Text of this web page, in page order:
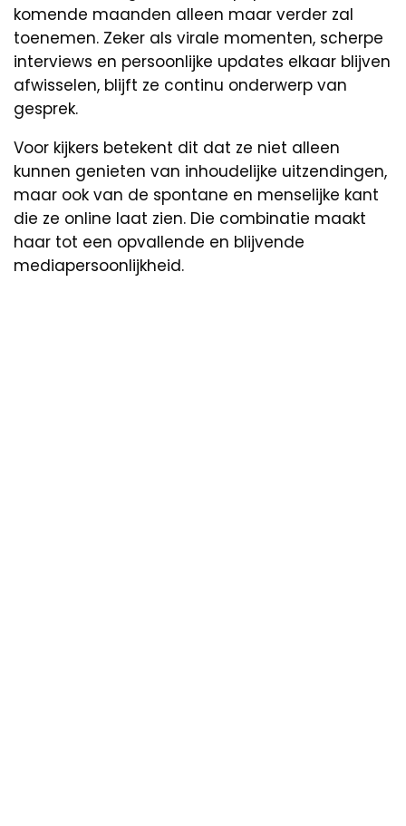
komende maanden alleen maar verder zal
toenemen. Zeker als virale momenten, scherpe
interviews en persoonlijke updates elkaar blijven
afwisselen, blijft ze continu onderwerp van
gesprek.
Voor kijkers betekent dit dat ze niet alleen
kunnen genieten van inhoudelijke uitzendingen,
maar ook van de spontane en menselijke kant
die ze online laat zien. Die combinatie maakt
haar tot een opvallende en blijvende
mediapersoonlijkheid.